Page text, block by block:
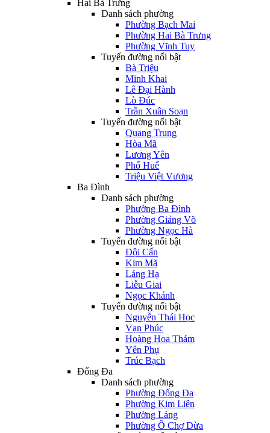
Hai Bà Trưng
Danh sách phường
Phường Bạch Mai
Phường Hai Bà Trưng
Phường Vĩnh Tuy
Tuyến đường nổi bật
Bà Triệu
Minh Khai
Lê Đại Hành
Lò Đúc
Trần Xuân Soạn
Tuyến đường nổi bật
Quang Trung
Hòa Mã
Lương Yên
Phố Huế
Triệu Việt Vương
Ba Đình
Danh sách phường
Phường Ba Đình
Phường Giảng Võ
Phường Ngọc Hà
Tuyến đường nổi bật
Đội Cấn
Kim Mã
Láng Hạ
Liễu Giai
Ngọc Khánh
Tuyến đường nổi bật
Nguyễn Thái Học
Vạn Phúc
Hoàng Hoa Thám
Yên Phụ
Trúc Bạch
Đống Đa
Danh sách phường
Phường Đống Đa
Phường Kim Liên
Phường Láng
Phường Ô Chợ Dừa